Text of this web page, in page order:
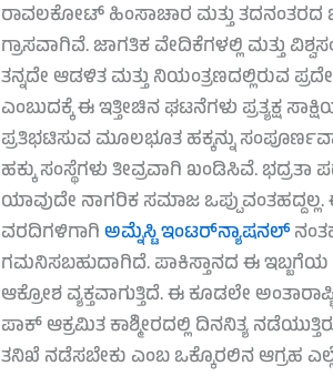
ರಾವಲಕೋಟ್ ಹಿಂಸಾಚಾರ ಮತ್ತು ತದನಂತರದ
ಗ್ರಾಸವಾಗಿವೆ. ಜಾಗತಿಕ ವೇದಿಕೆಗಳಲ್ಲಿ ಮತ್ತು
ತನ್ನದೇ ಆಡಳಿತ ಮತ್ತು ನಿಯಂತ್ರಣದಲ್ಲಿರುವ
ಎಂಬುದಕ್ಕೆ ಈ ಇತ್ತೀಚಿನ ಘಟನೆಗಳು ಪ್ರತ್ಯಕ್ಷ
ಪ್ರತಿಭಟಿಸುವ ಮೂಲಭೂತ ಹಕ್ಕನ್ನು
ಹಕ್ಕು ಸಂಸ್ಥೆಗಳು ತೀವ್ರವಾಗಿ ಖಂಡಿಸಿವೆ.
ಯಾವುದೇ ನಾಗರಿಕ ಸಮಾಜ
ವರದಿಗಳಿಗಾಗಿಅಮ್ನೆಸ್ಟಿ ಇಂಟರ್‌ನ್ಯಾಷನಲ್
ಗಮನಿಸಬಹುದಾಗಿದೆ. ಪಾಕಿಸ್ತಾನದ ಈ ಇಬ್ಬಗೆಯ
ಆಕ್ರೋಶ ವ್ಯಕ್ತವಾಗುತ್ತಿದೆ. ಈ ಕೂಡಲೇ
ಪಾಕ್ ಆಕ್ರಮಿತ ಕಾಶ್ಮೀರದಲ್ಲಿ ದಿನನಿತ್ಯ
ತನಿಖೆ ನಡೆಸಬೇಕು ಎಂಬ ಒಕ್ಕೊರಲಿನ ಆಗ್ರಹ